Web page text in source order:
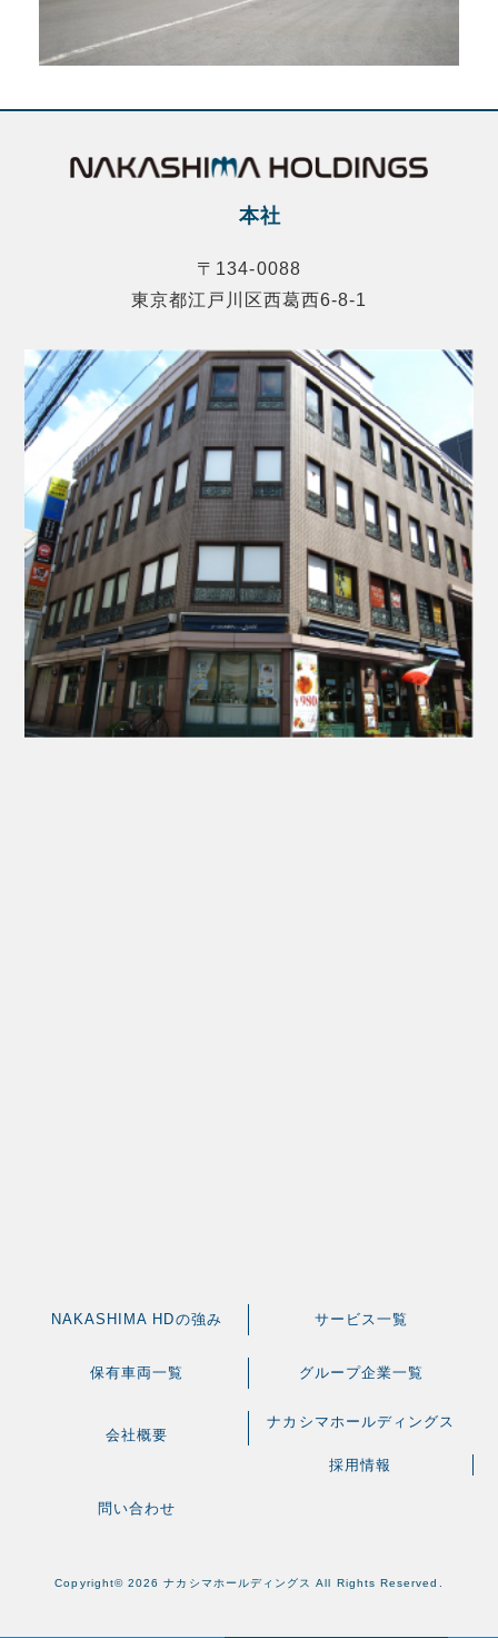
本社
〒134-0088
東京都江戸川区西葛西6-8-1
NAKASHIMA HDの強み サービス一覧
保有車両一覧 グループ企業一覧
会社概要
ナカシマホールディングス
採用情報
問い合わせ
Copyright©2026 ナカシマホールディングス All Rights Reserved.